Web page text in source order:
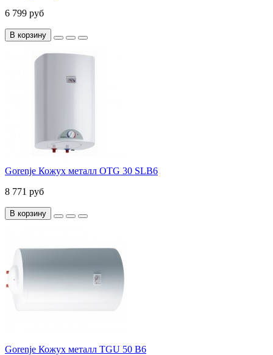
6 799 руб
В корзину
Gorenje Кожух металл OTG 30 SLB6
8 771 руб
В корзину
Gorenje Кожух металл TGU 50 B6